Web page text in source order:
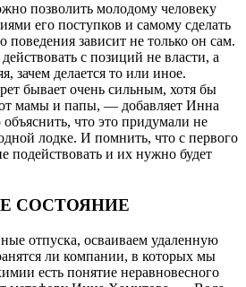
позволить молодому человеку
его поступков и самому сделать
поведения зависит не только он сам.
с позиций не власти, а
зачем делается то или иное.
бывает очень сильным, хотя бы
мамы и папы, — добавляет Инна
что это придумали не
лодке. И помнить, что с первого
подействовать и их нужно будет
СОСТОЯНИЕ
отпуска, осваиваем удаленную
ли компании, в которых мы
есть понятие неравновесного